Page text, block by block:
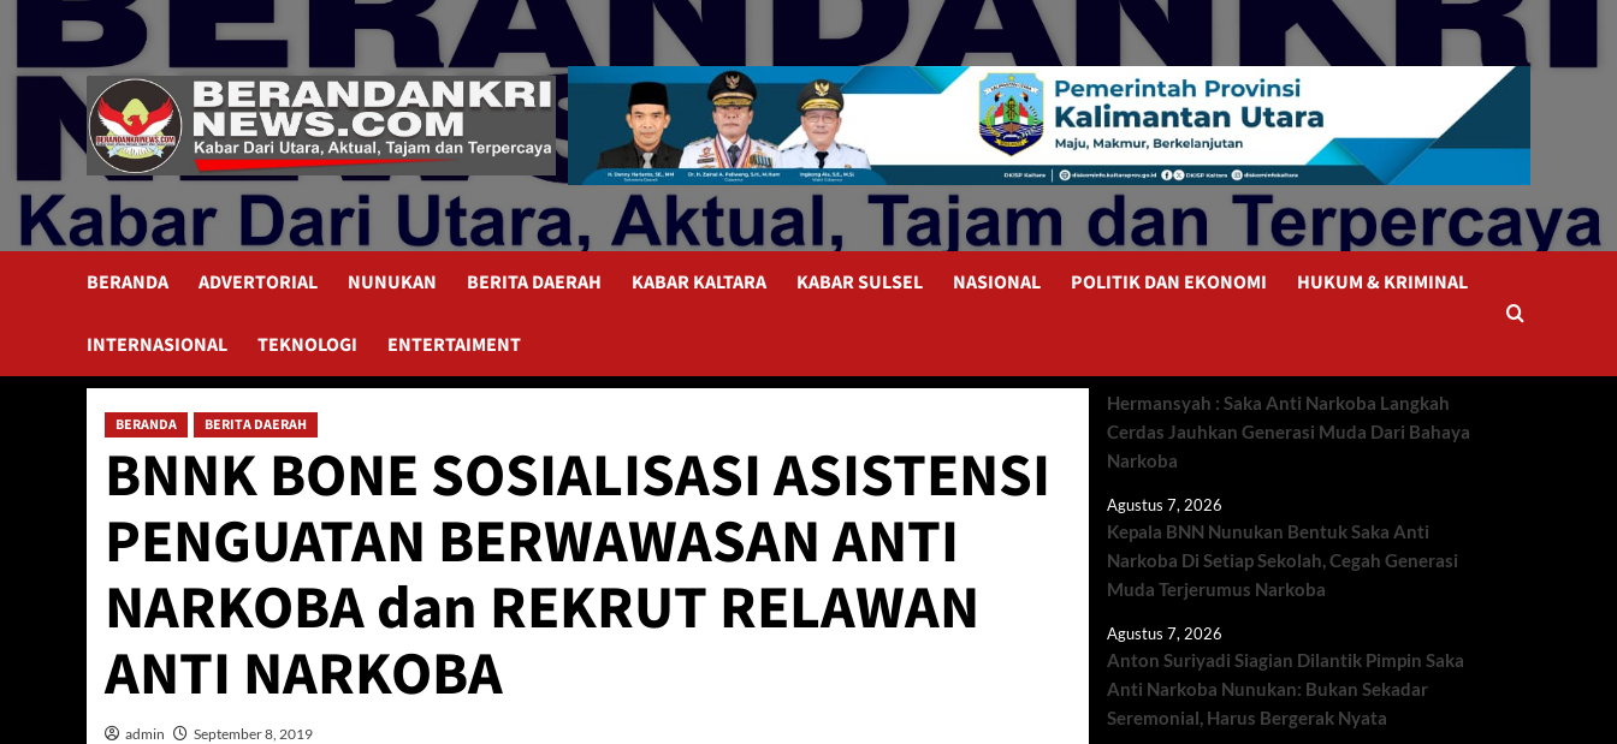
content
BERANDA ADVERTORIAL NUNUKAN BERITA DAERAH KABAR KALTARA KABAR SULSEL NASIONAL POLITIK DAN EKONOMI HUKUM & KRIMINAL
INTERNASIONAL TEKNOLOGI ENTERTAIMENT
BERANDA BERITA DAERAH
BNNK BONE SOSIALISASI ASISTENSI
PENGUATAN BERWAWASAN ANTI
NARKOBA dan REKRUT RELAWAN
ANTI NARKOBA
admin September 8, 2019
Hermansyah : Saka Anti Narkoba Langkah
Cerdas Jauhkan Generasi Muda Dari Bahaya
Narkoba
Agustus 7, 2026
Kepala BNN Nunukan Bentuk Saka Anti
Narkoba Di Setiap Sekolah, Cegah Generasi
Muda Terjerumus Narkoba
Agustus 7, 2026
Anton Suriyadi Siagian Dilantik Pimpin Saka
Anti Narkoba Nunukan: Bukan Sekadar
Seremonial, Harus Bergerak Nyata